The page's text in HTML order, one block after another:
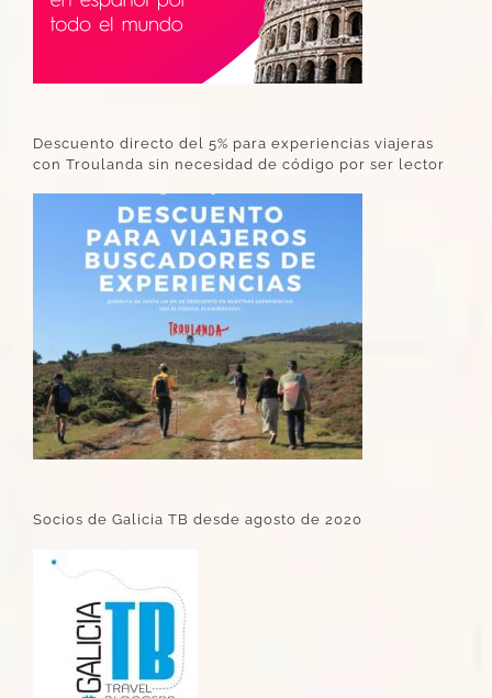
Descuento directo del 5% para experiencias viajeras
con Troulanda sin necesidad de código por ser lector
Socios de Galicia TB desde agosto de 2020